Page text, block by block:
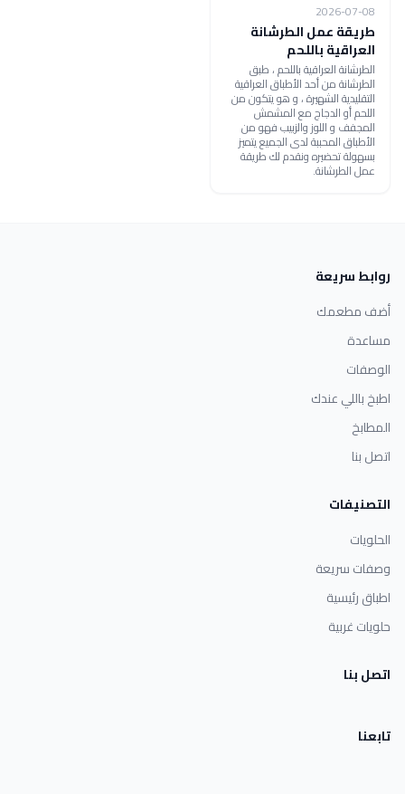
2026-07-08
طريقة عمل الطرشانة
العراقية باللحم
الطرشانة العراقية باللحم ، طبق
الطرشانة من أحد الأطباق العراقية
التقليدية الشهيرة ، و هو يتكون من
اللحم أو الدجاج مع المشمش
المجفف و اللوز والزبيب فهو من
الأطباق المحببة لدى الجميع يتميز
بسهولة تحضيره ونقدم لك طريقة
عمل الطرشانة.
روابط سريعة
أضف مطعمك
مساعدة
الوصفات
اطبخ باللي عندك
المطابخ
اتصل بنا
التصنيفات
الحلويات
وصفات سريعة
اطباق رئيسية
حلويات غربية
اتصل بنا
تابعنا